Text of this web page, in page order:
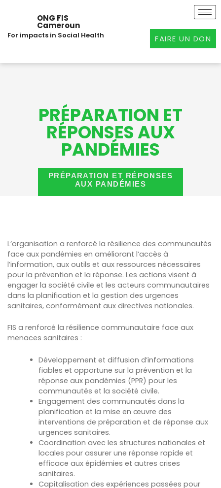
ONG FIS
Cameroun
For impacts in Social Health FAIRE UN DON
PRÉPARATION ET
RÉPONSES AUX
PANDÉMIES
PRÉPARATION ET RÉPONSES
AUX PANDÉMIES
L’organisation a renforcé la résilience des communautés
face aux pandémies en améliorant l’accès à
l’information, aux outils et aux ressources nécessaires
pour la prévention et la réponse. Les actions visent à
engager la société civile et les acteurs communautaires
dans la planification et la gestion des urgences
sanitaires, conformément aux directives nationales.
FIS a renforcé la résilience communautaire face aux
menaces sanitaires :
Développement et diffusion d’informations
fiables et opportune sur la prévention et la
réponse aux pandémies (PPR) pour les
communautés et la société civile.
Engagement des communautés dans la
planification et la mise en œuvre des
interventions de préparation et de réponse aux
urgences sanitaires.
Coordination avec les structures nationales et
locales pour assurer une réponse rapide et
efficace aux épidémies et autres crises
sanitaires.
Capitalisation des expériences passées pour